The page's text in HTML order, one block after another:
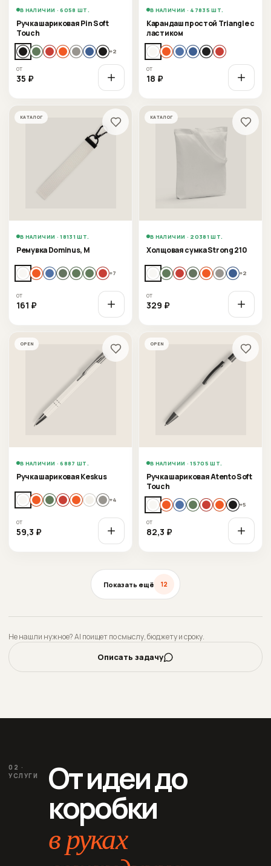
В НАЛИЧИИ · 6058 ШТ.
Ручка шариковая Pin Soft
Touch
+2
от
35 ₽
В НАЛИЧИИ · 47835 ШТ.
Карандаш простой Triangle с
ластиком
от
18 ₽
КАТАЛОГ
В НАЛИЧИИ · 18131 ШТ.
Ремувка Dominus, М
+7
от
161 ₽
КАТАЛОГ
В НАЛИЧИИ · 20381 ШТ.
Холщовая сумка Strong 210
+2
от
329 ₽
OPEN
В НАЛИЧИИ · 6887 ШТ.
Ручка шариковая Keskus
+4
от
59,3 ₽
OPEN
В НАЛИЧИИ · 15705 ШТ.
Ручка шариковая Atento Soft
Touch
+5
от
82,3 ₽
Показать ещё 12
Не нашли нужное? AI поищет по смыслу, бюджету и сроку.
Описать задачу
02 ·
УСЛУГИ
От идеи до
коробки
в руках